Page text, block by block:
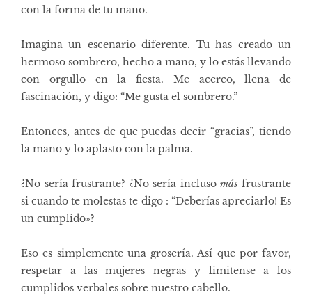
con la forma de tu mano.
Imagina un escenario diferente. Tu has creado un
hermoso sombrero, hecho a mano, y lo estás llevando
con orgullo en la fiesta. Me acerco, llena de
fascinación, y digo: “Me gusta el sombrero.”
Entonces, antes de que puedas decir “gracias”, tiendo
la mano y lo aplasto con la palma.
¿No sería frustrante? ¿No sería inclusomás frustrante
si cuando te molestas te digo : “Deberías apreciarlo! Es
un cumplido»?
Eso es simplemente una grosería. Así que por favor,
respetar a las mujeres negras y limitense a los
cumplidos verbales sobre nuestro cabello.